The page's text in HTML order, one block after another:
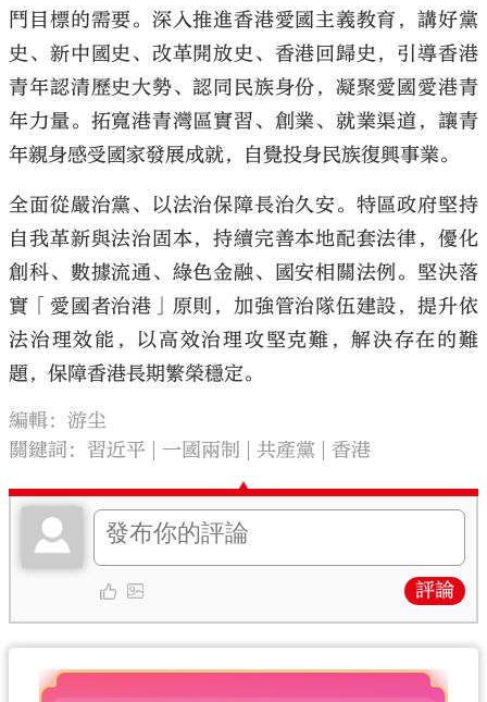
鬥目標的需要。深入推進香港愛國主義教育，講好黨
史、新中國史、改革開放史、香港回歸史，引導香港
青年認清歷史大勢、認同民族身份，凝聚愛國愛港青
年力量。拓寬港青灣區實習、創業、就業渠道，讓青
年親身感受國家發展成就，自覺投身民族復興事業。
全面從嚴治黨、以法治保障長治久安。特區政府堅持
自我革新與法治固本，持續完善本地配套法律，優化
創科、數據流通、綠色金融、國安相關法例。堅決落
實「愛國者治港」原則，加強管治隊伍建設，提升依
法治理效能，以高效治理攻堅克難，解決存在的難
題，保障香港長期繁榮穩定。
編輯：游尘
關鍵詞： 習近平 一國兩制 共產黨 香港
評論